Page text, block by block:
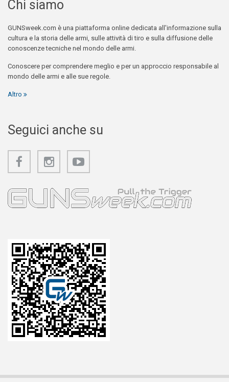
Chi siamo
GUNSweek.com è una piattaforma online dedicata all'informazione sulla
cultura e la storia delle armi, sulle attività di tiro e sulla diffusione delle
conoscenze tecniche nel mondo delle armi.
Conoscere per comprendere meglio e per un approccio responsabile al
mondo delle armi e alle sue regole.
Altro
Seguici anche su